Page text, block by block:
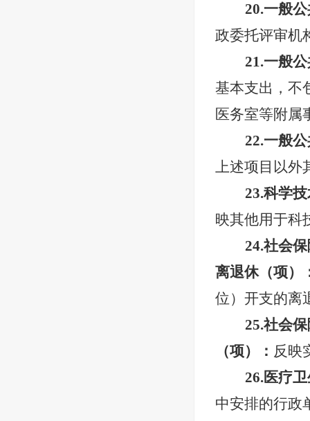
20.一般
政委托评审机
21.一般
基本支出，不
医务室等附属
22.一般
上述项目以外
23.科学
映其他用于科
24.社会
离退休（项）
位）开支的离
25.社会
（项）： 反映
26.医疗
中安排的行政